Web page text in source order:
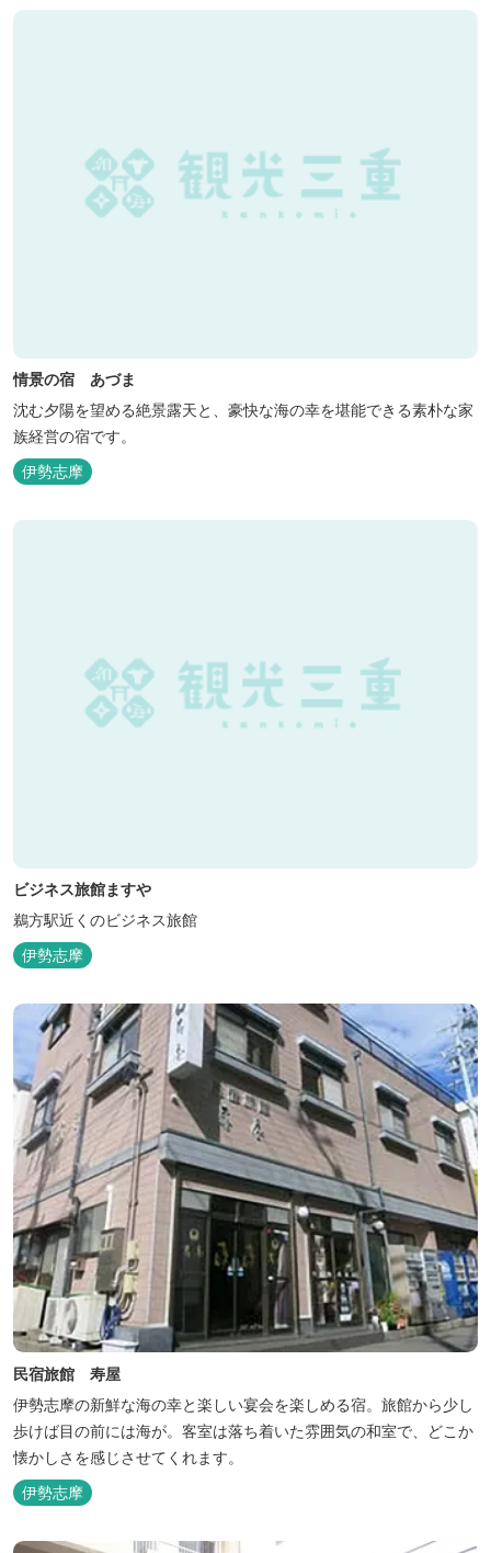
情景の宿 あづま
沈む夕陽を望める絶景露天と、豪快な海の幸を堪能できる素朴な家
族経営の宿です。
伊勢志摩
ビジネス旅館ますや
鵜方駅近くのビジネス旅館
伊勢志摩
民宿旅館 寿屋
伊勢志摩の新鮮な海の幸と楽しい宴会を楽しめる宿。旅館から少し
歩けば目の前には海が。客室は落ち着いた雰囲気の和室で、どこか
懐かしさを感じさせてくれます。
伊勢志摩